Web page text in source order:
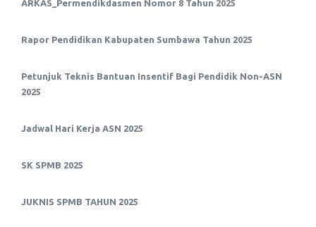
ARKAS_Permendikdasmen Nomor 8 Tahun 2025
Rapor Pendidikan Kabupaten Sumbawa Tahun 2025
Petunjuk Teknis Bantuan Insentif Bagi Pendidik Non-ASN
2025
Jadwal Hari Kerja ASN 2025
SK SPMB 2025
JUKNIS SPMB TAHUN 2025